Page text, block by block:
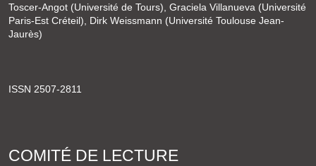
Toscer-Angot (Université de Tours), Graciela Villanueva (Université
Paris-Est Créteil), Dirk Weissmann (Université Toulouse Jean-
Jaurès)
ISSN 2507-2811
COMITÉ DE LECTURE